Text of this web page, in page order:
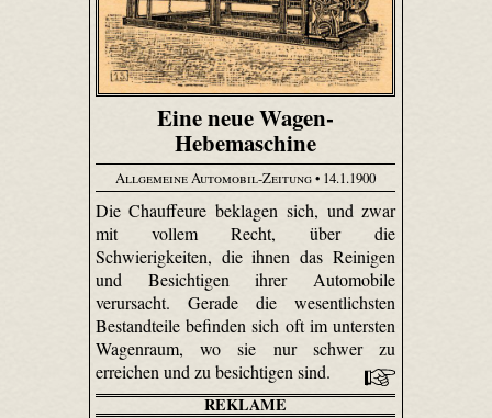
Eine neue Wagen-
Hebemaschine
Allgemeine Automobil-Zeitung• 14.1.1900
Die Chauffeure beklagen sich, und zwar
mit vollem Recht, über die
Schwierigkeiten, die ihnen das Reinigen
und Besichtigen ihrer Automobile
verursacht. Gerade die wesentlichsten
Bestandteile befinden sich oft im untersten
Wagenraum, wo sie nur schwer zu
erreichen und zu besichtigen sind.
REKLAME